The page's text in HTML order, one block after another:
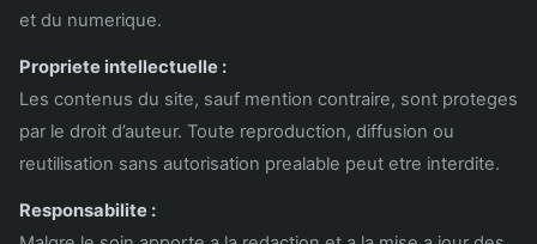
et du numerique.
Propriete intellectuelle :
Les contenus du site, sauf mention contraire, sont proteges
par le droit d’auteur. Toute reproduction, diffusion ou
reutilisation sans autorisation prealable peut etre interdite.
Responsabilite :